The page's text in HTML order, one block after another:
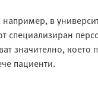
в
специализиран
значително, което
пациенти.